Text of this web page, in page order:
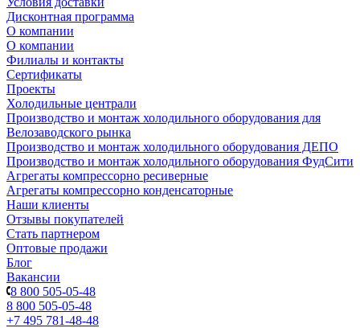
Дисконтная программа
О компании
О компании
Филиалы и контакты
Сертификаты
Проекты
Холодильные централи
Производство и монтаж холодильного оборудования для
Велозаводского рынка
Производство и монтаж холодильного оборудования ДЕПО
Производство и монтаж холодильного оборудования ФудСити
Агрегаты компрессорно ресиверные
Агрегаты компрессорно конденсаторные
Наши клиенты
Отзывы покупателей
Стать партнером
Оптовые продажи
Блог
Вакансии
8 800 505-05-48
8 800 505-05-48
+7 495 781-48-48